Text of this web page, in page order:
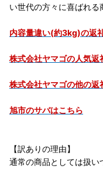
い世代の方々に喜ばれる
内容量違い(約3kg)の返
株式会社ヤマゴの人気
株式会社ヤマゴの他の返
旭市のサバはこちら
【訳ありの理由】
通常の商品としては扱